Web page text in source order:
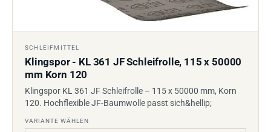
SCHLEIFMITTEL
Klingspor - KL 361 JF Schleifrolle, 115 x 50000
mm Korn 120
Klingspor KL 361 JF Schleifrolle – 115 x 50000 mm, Korn
120. Hochflexible JF-Baumwolle passt sich&hellip;
VARIANTE WÄHLEN